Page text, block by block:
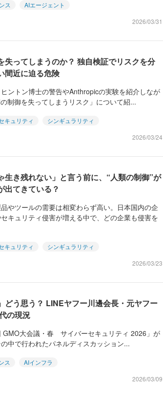
ス
AIエージェント
2026/03/31
失ってしまうのか？ 独自検証でリスクを分
間近に迫る危険
ントン博士の警告やAnthropicの実験を紹介しなが
制御を失ってしまうリスク」について紹...
キュリティ
シンギュラリティ
2026/03/24
生き残れない」と言う前に、“人類の制御”が
出てきている？
やツールの需要は相変わらず高い。日本国内の企
キュリティ侵害が増える中で、どの企業も侵害を
キュリティ
シンギュラリティ
2026/03/23
どう思う？ LINEヤフー川邊会長・元ヤフー
の現況
大会議・春 サイバーセキュリティ 2026」が
中で行われたパネルディスカッション...
ス
AIインフラ
2026/03/09